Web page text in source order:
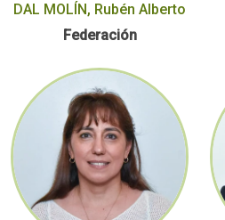
DAL MOLÍN, Rubén Alberto
Federación